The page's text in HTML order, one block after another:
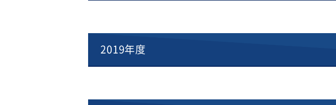
2019年度